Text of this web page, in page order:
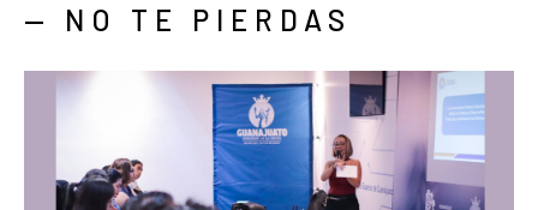
— NO TE PIERDAS